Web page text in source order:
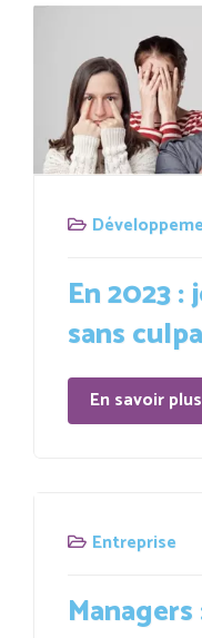
En 2023 :
sans
En savoir plus
Entreprise